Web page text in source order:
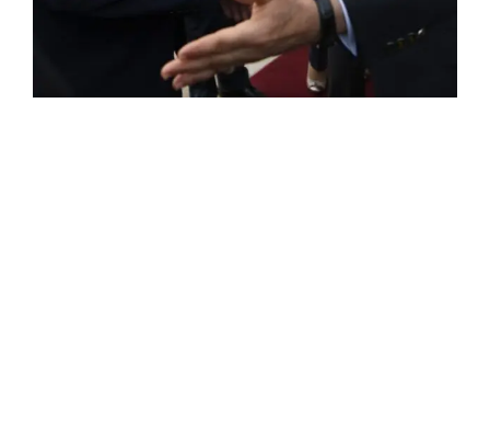
ROSE VALLAND, HEROÏNE DE LA RESISTANCE